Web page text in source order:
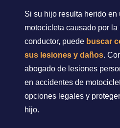
Si su hijo resulta herido en
motocicleta causado por
conductor, puede buscar
sus lesiones y daños.
abogado de lesiones
en accidentes de
opciones legales y
hijo.